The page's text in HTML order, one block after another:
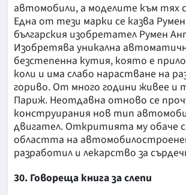
автомобили, а моделите към тях
Една от тези марки се казва
българския изобретател Румен
Изобретява уникална
безстепенна кутия, която е
коли и има слабо нарастване на
гориво. От много години живее и
Париж. Неотдавна отново се
конструирания нов тип
двигател. Откритията му обаче
областта на
разработил и лекарство за
30. Говореща книга за слепи